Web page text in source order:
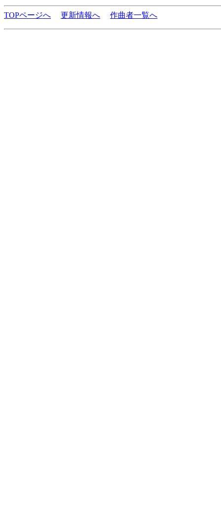
TOPページへ 更新情報へ 作曲者一覧へ